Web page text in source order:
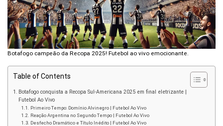
Botafogo campeão da Recopa 2025! Futebol ao vivo emocionante.
Table of Contents
Botafogo conquista a Recopa Sul-Americana 2025 em final eletrizante |
Futebol Ao Vivo
Primeiro Tempo: Domínio Alvinegro | Futebol Ao Vivo
Reação Argentina no Segundo Tempo | Futebol Ao Vivo
Desfecho Dramático e Título Inédito | Futebol Ao Vivo